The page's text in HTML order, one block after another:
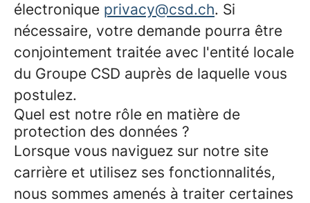
électronique privacy@csd.ch. Si
nécessaire, votre demande pourra être
conjointement traitée avec l'entité locale
du Groupe CSD auprès de laquelle vous
postulez.
Quel est notre rôle en matière de
protection des données ?
Lorsque vous naviguez sur notre site
carrière et utilisez ses fonctionnalités,
nous sommes amenés à traiter certaines